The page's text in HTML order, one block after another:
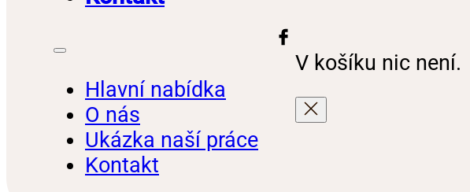
Hlavní nabídka
O nás
Ukázka naší práce
Kontakt
V košíku nic není.